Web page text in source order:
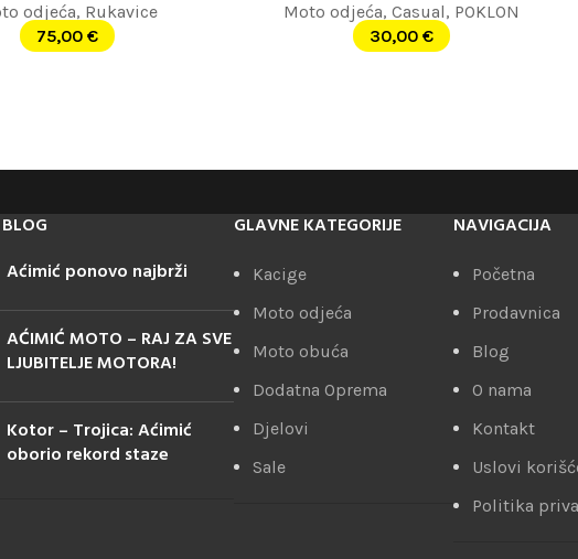
odjeća, Rukavice
75,00 €
Moto odjeća, Casual, POKLON
30,00 €
Aćimić ponovo najbrži
AĆIMIĆ MOTO – RAJ ZA SVE
LJUBITELJE MOTORA!
Kotor – Trojica: Aćimić
oborio rekord staze
GLAVNE KATEGORIJE
Kacige
Moto odjeća
Moto obuća
Dodatna Oprema
Djelovi
Sale
NAVIGACIJA
Početna
Prodavnica
Blog
O nama
Kontakt
Uslovi
Politika